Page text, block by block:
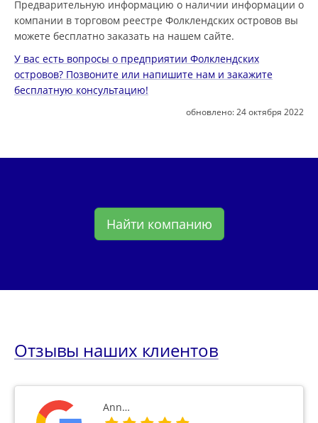
Предварительную информацию о наличии информации о
компании в торговом реестре Фолклендских островов вы
можете бесплатно заказать на нашем сайте.
У вас есть вопросы о предприятии Фолклендских
островов? Позвоните или напишите нам и закажите
бесплатную консультацию!
обновлено: 24 октября 2022
Найти компанию
Отзывы наших клиентов
Ann…